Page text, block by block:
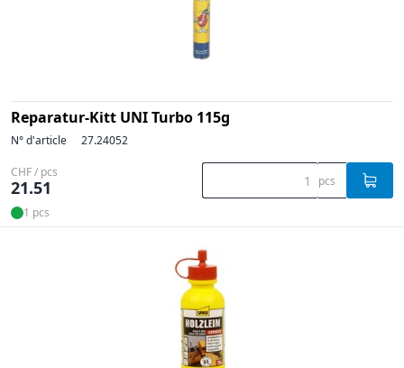
Reparatur-Kitt UNI Turbo 115g
N° d'article 27.24052
CHF / pcs
21.51 pcs
1 pcs